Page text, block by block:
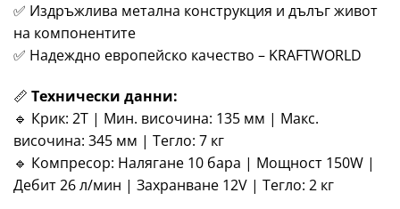
✅ Издръжлива метална конструкция и дълъг живот
на компонентите
✅ Надеждно европейско качество – KRAFTWORLD
📏 Технически данни:
🔹 Крик: 2T | Мин. височина: 135 мм | Макс.
височина: 345 мм | Тегло: 7 кг
🔹 Компресор: Налягане 10 бара | Мощност 150W |
Дебит 26 л/мин | Захранване 12V | Тегло: 2 кг